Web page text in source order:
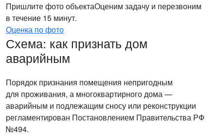
Пришлите фото объектаОценим задачу и перезвоним
в течение 15 минут.
Оценка по фото
Схема: как признать дом
аварийным
Порядок признания помещения непригодным
для проживания, а многоквартирного дома —
аварийным и подлежащим сносу или реконструкции
регламентирован Постановлением Правительства РФ
№494.